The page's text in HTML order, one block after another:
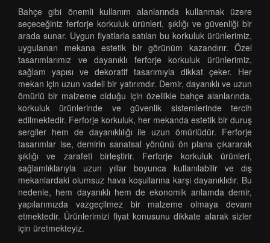
Bahçe gibi önemli kullanım alanlarında kullanmak üzere
seçeceğiniz ferforje korkuluk ürünleri, şıklığı ve güvenliği bir
arada sunar. Uygun fiyatlarla satılan bu korkuluk ürünlerimiz,
uygulanan mekana estetik bir görünüm kazandırır. Özel
tasarımlarımız ve dayanıklı ferforje korkuluk ürünlerimiz,
sağlam yapısı ve dekoratif tasarımıyla dikkat çeker. Her
mekan için uzun vadeli bir yatırımdır. Demir, dayanıklı ve uzun
ömürlü bir malzeme olduğu için özellikle bahçe alanlarında,
korkuluk ürünlerinde ve güvenlik sistemlerinde tercih
edilmektedir. Ferforje korkuluk, her mekanda estetik bir duruş
sergiler hem de dayanıklılığı ile uzun ömürlüdür. Ferforje
tasarımlar ise, demirin sanatsal yönünü ön plana çıkararak
şıklığı ve zarafeti birleştirir. Ferforje korkuluk ürünleri,
sağlamlıklarıyla uzun yıllar boyunca kullanılabilir ve dış
mekanlardaki olumsuz hava koşullarına karşı dayanıklıdır. Bu
nedenle, hem dayanıklı hem de ekonomik anlamda demir,
yapılarımızda vazgeçilmez bir malzeme olmaya devam
etmektedir. Ürünlerimizi fiyat konusunu dikkate alarak sizler
için üretmekteyiz.